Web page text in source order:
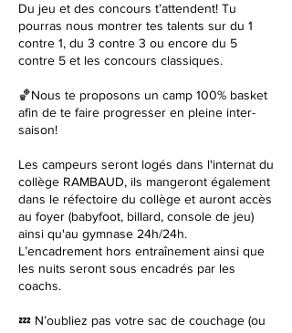
Du jeu et des concours t’attendent! Tu
pourras nous montrer tes talents sur du 1
contre 1, du 3 contre 3 ou encore du 5
contre 5 et les concours classiques.
🏀Nous te proposons un camp 100% basket
afin de te faire progresser en pleine inter-
saison!
Les campeurs seront logés dans l'internat du
collège RAMBAUD, ils mangeront également
dans le réfectoire du collège et auront accès
au foyer (babyfoot, billard, console de jeu)
ainsi qu'au gymnase 24h/24h.
L’encadrement hors entraînement ainsi que
les nuits seront sous encadrés par les
coachs.
💤 N’oubliez pas votre sac de couchage (ou